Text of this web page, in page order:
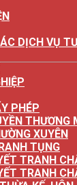
DỊCH VỤ
PHÉP
THƯƠNG
XUYÊN
TỤNG
TRANH
TRANH